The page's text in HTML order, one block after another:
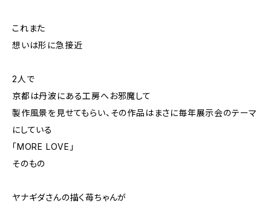
これまた
想いは形に急接近
2人で
京都は丹波にある工房へお邪魔して
製作風景を見せてもらい、その作品はまさに毎年展示会のテーマ
にしている
「MORE LOVE」
そのもの
ヤナギダさんの描く苺ちゃんが